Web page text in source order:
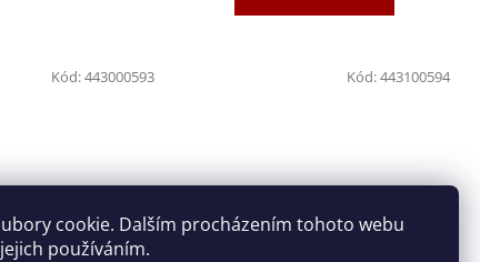
cookie. Dalším procházením tohoto webu
používáním.
Kód:443000593 Kód:443100594